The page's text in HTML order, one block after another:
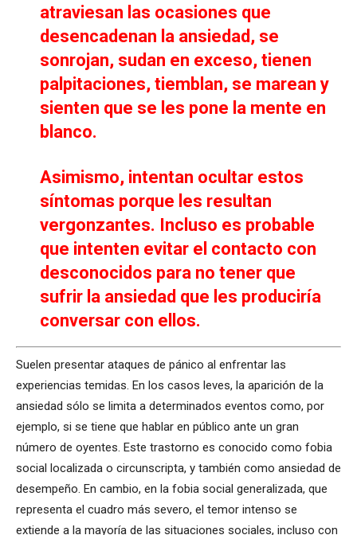
atraviesan las ocasiones que
desencadenan la ansiedad, se
sonrojan, sudan en exceso, tienen
palpitaciones, tiemblan, se marean y
sienten que se les pone la mente en
blanco.
Asimismo, intentan ocultar estos
síntomas porque les resultan
vergonzantes. Incluso es probable
que intenten evitar el contacto con
desconocidos para no tener que
sufrir la ansiedad que les produciría
conversar con ellos.
Suelen presentar ataques de pánico al enfrentar las
experiencias temidas. En los casos leves, la aparición de la
ansiedad sólo se limita a determinados eventos como, por
ejemplo, si se tiene que hablar en público ante un gran
número de oyentes. Este trastorno es conocido como fobia
social localizada o circunscripta, y también como ansiedad de
desempeño. En cambio, en la fobia social generalizada, que
representa el cuadro más severo, el temor intenso se
extiende a la mayoría de las situaciones sociales, incluso con